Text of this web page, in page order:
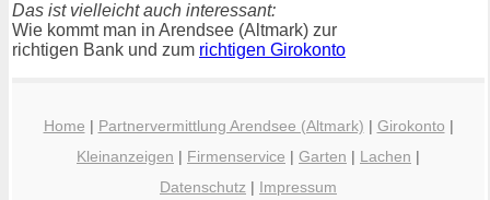
Das ist vielleicht auch interessant:
Wie kommt man in Arendsee (Altmark) zur
richtigen Bank und zum richtigen Girokonto
Home | Partnervermittlung Arendsee (Altmark) | Girokonto |
Kleinanzeigen | Firmenservice | Garten | Lachen |
Datenschutz | Impressum